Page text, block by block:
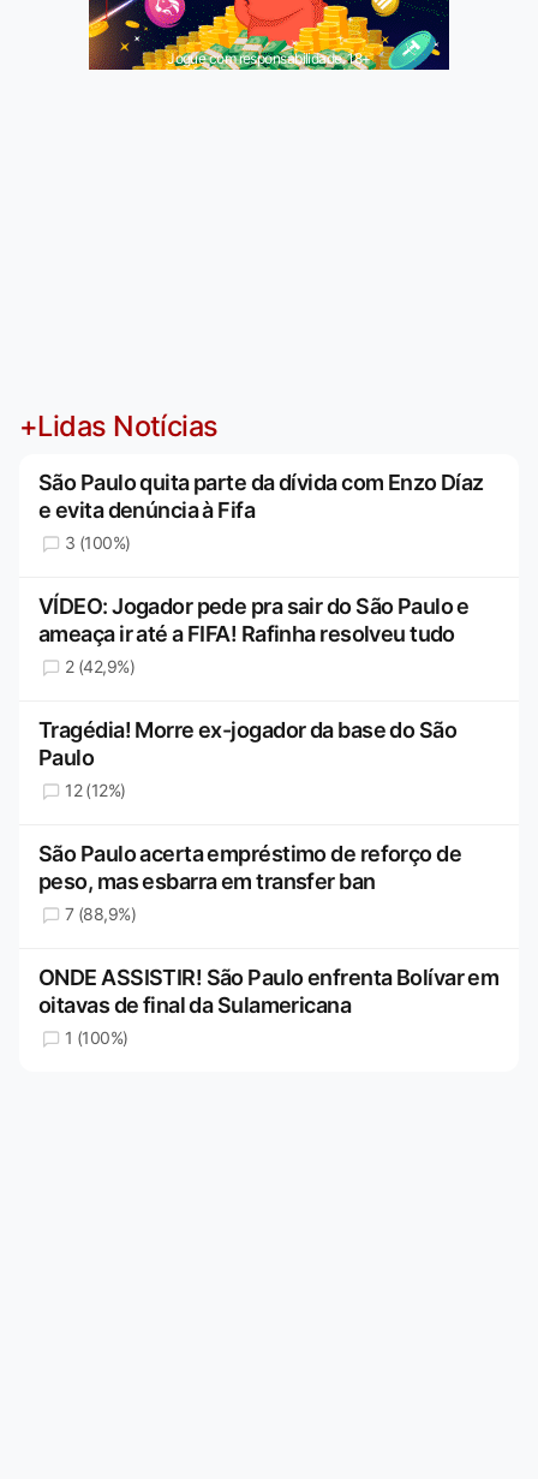
Jogue com responsabilidade. 18+
+Lidas Notícias
São Paulo quita parte da dívida com Enzo Díaz
e evita denúncia à Fifa
3 (100%)
VÍDEO: Jogador pede pra sair do São Paulo e
ameaça ir até a FIFA! Rafinha resolveu tudo
2 (42,9%)
Tragédia! Morre ex-jogador da base do São
Paulo
12 (12%)
São Paulo acerta empréstimo de reforço de
peso, mas esbarra em transfer ban
7 (88,9%)
ONDE ASSISTIR! São Paulo enfrenta Bolívar em
oitavas de final da Sulamericana
1 (100%)